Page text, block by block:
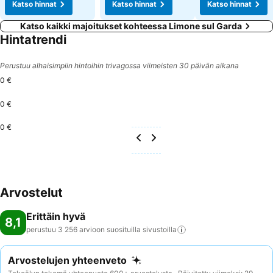
Katso hinnat Katso hinnat Katso hinnat
Katso kaikki majoitukset kohteessa Limone sul Garda
Hintatrendi
Perustuu alhaisimpiin hintoihin trivagossa viimeisten 30 päivän aikana
0 €
0 €
0 €
Arvostelut
8,1 Erittäin hyvä
perustuu 3 256 arvioon suosituilla sivustoilla
Arvostelujen yhteenveto